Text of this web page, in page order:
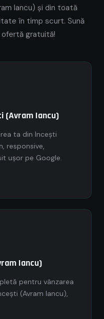
Iancu) și din toată
în timp scurt. Sună
gratuită!
(Avram Iancu)
ta din Inceşti
responsive,
ușor pe Google.
Iancu)
pentru vânzarea
(Avram Iancu),